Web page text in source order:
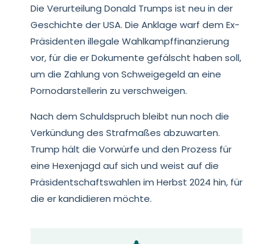
Die Verurteilung Donald Trumps ist neu in der
Geschichte der USA. Die Anklage warf dem Ex-
Präsidenten illegale Wahlkampffinanzierung
vor, für die er Dokumente gefälscht haben soll,
um die Zahlung von Schweigegeld an eine
Pornodarstellerin zu verschweigen.
Nach dem Schuldspruch bleibt nun noch die
Verkündung des Strafmaßes abzuwarten.
Trump hält die Vorwürfe und den Prozess für
eine Hexenjagd auf sich und weist auf die
Präsidentschaftswahlen im Herbst 2024 hin, für
die er kandidieren möchte.